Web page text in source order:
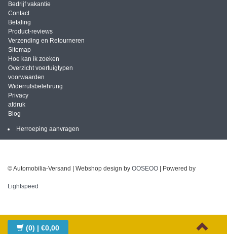
Bedrijf vakantie
Contact
Betaling
Product-reviews
Verzending en Retourneren
Sitemap
Hoe kan ik zoeken
Overzicht voertuigtypen
voorwaarden
Widerrufsbelehrung
Privacy
afdruk
Blog
Herroeping aanvragen
© Automobilia-Versand | Webshop design by OOSEOO | Powered by
Lightspeed
(0) | €0,00